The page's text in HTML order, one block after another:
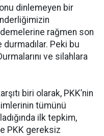
dinlemeyen bir
demelerine rağmen son
Peki bu
ve silahlara
biri olarak, PKK’nin
tümünü
ilk tepkim,
PKK gereksiz